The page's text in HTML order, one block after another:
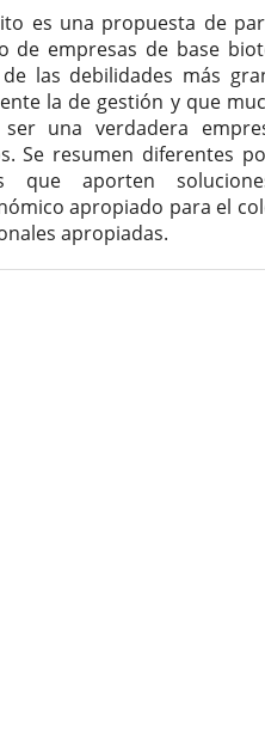
es una propuesta de
de empresas de base
las debilidades más
la de gestión y que
una verdadera
Se resumen diferentes
que aporten
apropiado para el
apropiadas.